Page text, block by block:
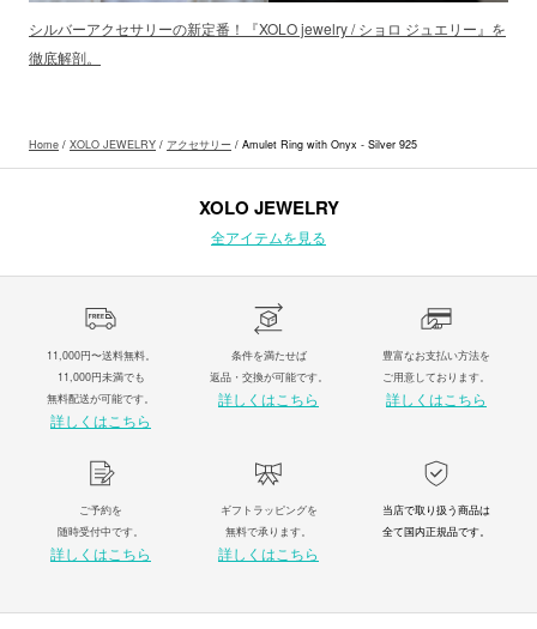
シルバーアクセサリーの新定番！『XOLO jewelry / ショロ ジュエリー』を
徹底解剖。
Home / XOLO JEWELRY / アクセサリー / Amulet Ring with Onyx - Silver 925
XOLO JEWELRY
全アイテムを見る
11,000円〜送料無料。
11,000円未満でも
無料配送が可能です。
詳しくはこちら
条件を満たせば
返品・交換が可能です。
詳しくはこちら
豊富なお支払い方法を
ご用意しております。
詳しくはこちら
ご予約を
随時受付中です。
詳しくはこちら
ギフトラッピングを
無料で承ります。
詳しくはこちら
当店で取り扱う商品は
全て国内正規品です。